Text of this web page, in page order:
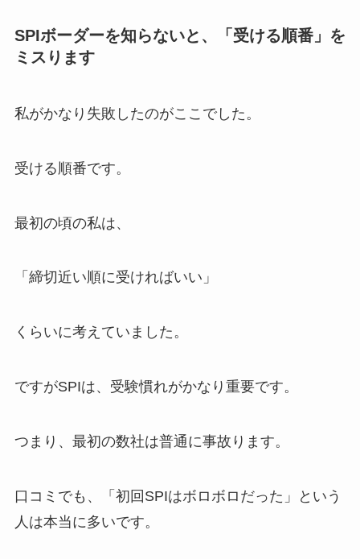
SPIボーダーを知らないと、「受ける順番」を
ミスります
私がかなり失敗したのがここでした。
受ける順番です。
最初の頃の私は、
「締切近い順に受ければいい」
くらいに考えていました。
ですがSPIは、受験慣れがかなり重要です。
つまり、最初の数社は普通に事故ります。
口コミでも、「初回SPIはボロボロだった」という
人は本当に多いです。